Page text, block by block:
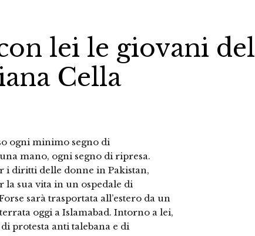
lei le giovani del
Cella
ogni minimo segno di
mano, ogni segno di ripresa.
i diritti delle donne in Pakistan,
la sua vita in un ospedale di
sarà trasportata all’estero da un
oggi a Islamabad. Intorno a lei,
protesta anti talebana e di